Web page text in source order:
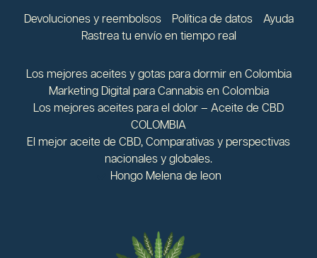
Devoluciones y reembolsos Política de datos
Ayuda
Rastrea tu envío en tiempo real
Los mejores aceites y gotas para dormir en Colombia
Marketing Digital para Cannabis en Colombia
Los mejores aceites para el dolor – Aceite de CBD
COLOMBIA
El mejor aceite de CBD, Comparativas y perspectivas
nacionales y globales.
Hongo Melena de leon